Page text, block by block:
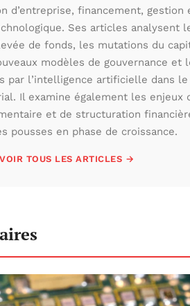
d’entreprise, financement, gestion
Ses articles analysent
de fonds, les mutations du
modèles de gouvernance et
par l’intelligence artificielle dans
Il examine également les enjeux
et de structuration
pousses en phase de croissance.
VOIR TOUS LES ARTICLES →